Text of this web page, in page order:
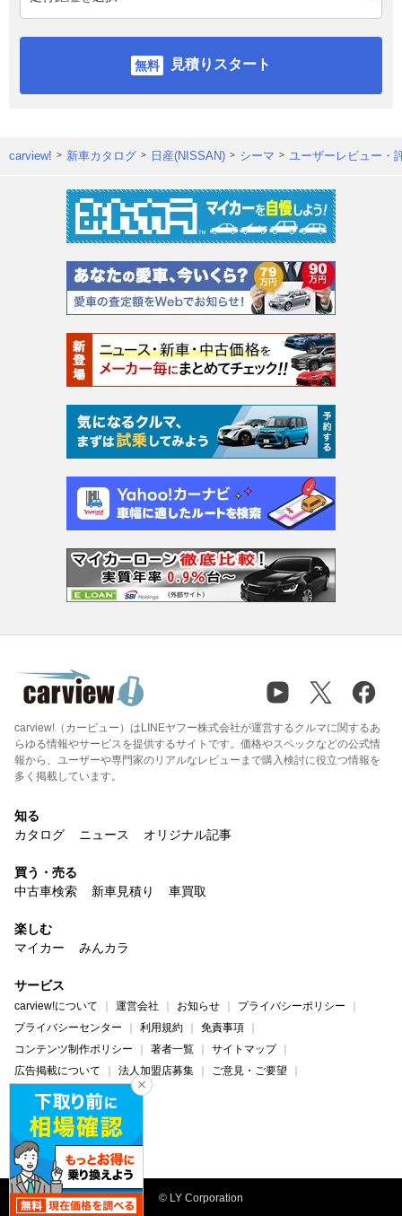
見積りスタート
carview! 新車カタログ 日産(NISSAN) シーマ ユーザーレビュー・
carview!（カービュー）はLINEヤフー株式会社が運営するクルマに関するあ
らゆる情報やサービスを提供するサイトです。価格やスペックなどの公式情
報から、ユーザーや専門家のリアルなレビューまで購入検討に役立つ情報を
多く掲載しています。
知る
カタログ
ニュース オリジナル記事
買う・売る
中古車検索
新車見積り 車買取
楽しむ
マイカー
みんカラ
サービス
carview!について 運営会社 お知らせ
プライバシーポリシー
プライバシーセンター
利用規約
免責事項
コンテンツ制作ポリシー
著者一覧
サイトマップ
広告掲載について
法人加盟店募集
ご意見・ご要望
ヘルプ・お問い合わせ
carview! Yahoo! JAPAN
© LY Corporation